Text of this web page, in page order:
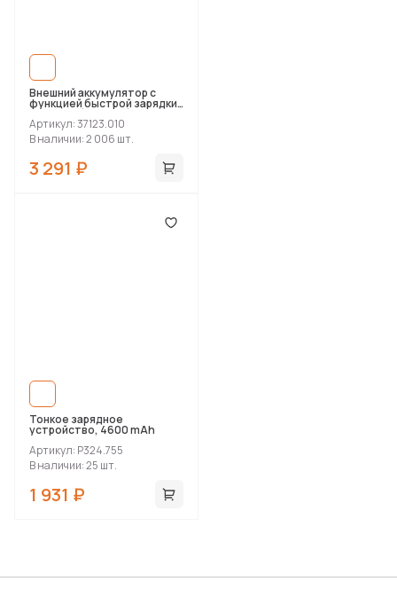
Внешний аккумулятор с
функцией быстрой зарядки
Формула (Formula) 10000
mAh, черный
Артикул: 37123.010
В наличии: 2 006 шт.
3 291 ₽
Тонкое зарядное
устройство, 4600 mAh
Артикул: P324.755
В наличии: 25 шт.
1 931 ₽